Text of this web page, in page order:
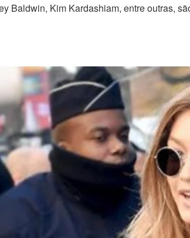
Baldwin, Kim Kardashiam, entre outras,